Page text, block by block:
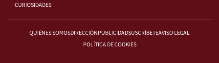
CURIOSIDADES
QUIÉNES SOMOSDIRECCIÓNPUBLICIDADSUSCRÍBETEAVISO LEGAL
POLÍTICA DE COOKIES